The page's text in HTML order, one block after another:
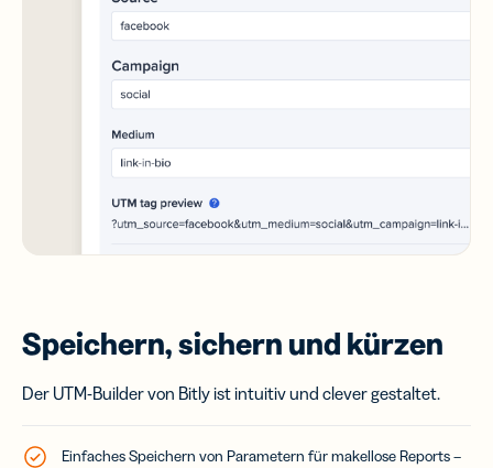
Speichern, sichern und kürzen
Der UTM-Builder von Bitly ist intuitiv und clever gestaltet.
Einfaches Speichern von Parametern für makellose Reports –